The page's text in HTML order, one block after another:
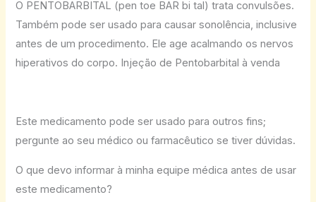
O PENTOBARBITAL (pen toe BAR bi tal) trata convulsões.
Também pode ser usado para causar sonolência, inclusive
antes de um procedimento. Ele age acalmando os nervos
hiperativos do corpo. Injeção de Pentobarbital à venda
Este medicamento pode ser usado para outros fins;
pergunte ao seu médico ou farmacêutico se tiver dúvidas.
O que devo informar à minha equipe médica antes de usar
este medicamento?